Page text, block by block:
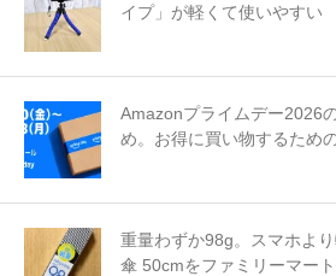
イプ」が軽くて使いやすい
Amazonプライムデー2026
め。お得に買い物するため
重量わずか98g。スマホよ
傘 50cmをファミリーマー